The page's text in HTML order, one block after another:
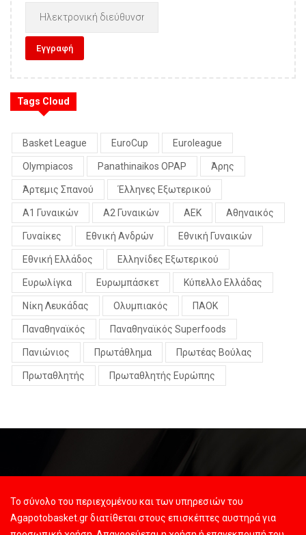
Tags Cloud
Basket League EuroCup Euroleague
Olympiacos Panathinaikos OPAP Άρης
Άρτεμις Σπανού Έλληνες Εξωτερικού
Α1 Γυναικών Α2 Γυναικών ΑΕΚ Αθηναικός
Γυναίκες Εθνική Ανδρών Εθνική Γυναικών
Εθνική Ελλάδος Ελληνίδες Εξωτερικού
Ευρωλίγκα Ευρωμπάσκετ Κύπελλο Ελλάδας
Νίκη Λευκάδας Ολυμπιακός ΠΑΟΚ
Παναθηναϊκός Παναθηναϊκός Superfoods
Πανιώνιος Πρωτάθλημα Πρωτέας Βούλας
Πρωταθλητής Πρωταθλητής Ευρώπης
Το σύνολο του περιεχομένου και των υπηρεσιών του
Agapotobasket.gr διατίθεται στους επισκέπτες αυστηρά για